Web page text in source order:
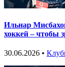
Ильнар
хоккей – чтобы
30.06.2026 •